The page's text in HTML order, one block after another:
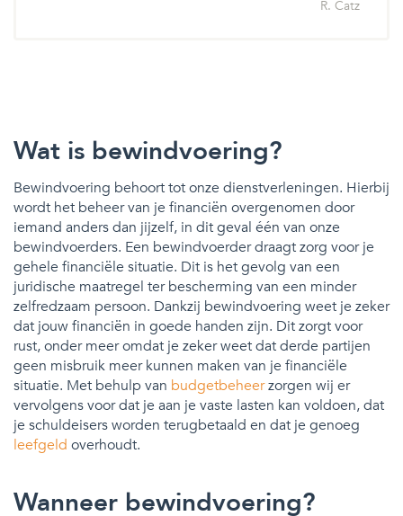
R. Catz
Wat is bewindvoering?
Bewindvoering behoort tot onze dienstverleningen. Hierbij
wordt het beheer van je financiën overgenomen door
iemand anders dan jijzelf, in dit geval één van onze
bewindvoerders. Een bewindvoerder draagt zorg voor je
gehele financiële situatie. Dit is het gevolg van een
juridische maatregel ter bescherming van een minder
zelfredzaam persoon. Dankzij bewindvoering weet je zeker
dat jouw financiën in goede handen zijn. Dit zorgt voor
rust, onder meer omdat je zeker weet dat derde partijen
geen misbruik meer kunnen maken van je financiële
situatie. Met behulp van budgetbeheerzorgen wij er
vervolgens voor dat je aan je vaste lasten kan voldoen, dat
je schuldeisers worden terugbetaald en dat je genoeg
leefgeld overhoudt.
Wanneer bewindvoering?